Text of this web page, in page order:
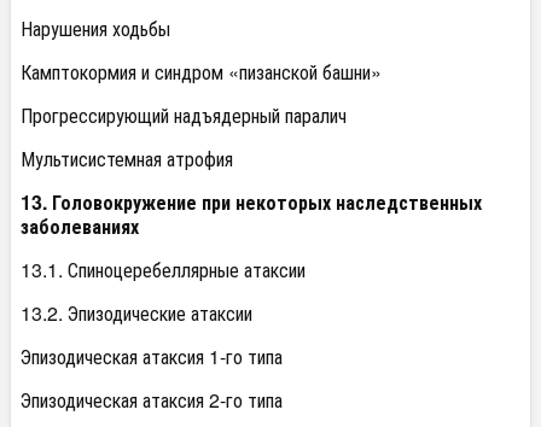
Нарушения ходьбы
Камптокормия и синдром «пизанской башни»
Прогрессирующий надъядерный паралич
Мультисистемная атрофия
13. Головокружение при некоторых наследственных
заболеваниях
13.1. Спиноцеребеллярные атаксии
13.2. Эпизодические атаксии
Эпизодическая атаксия 1-го типа
Эпизодическая атаксия 2-го типа